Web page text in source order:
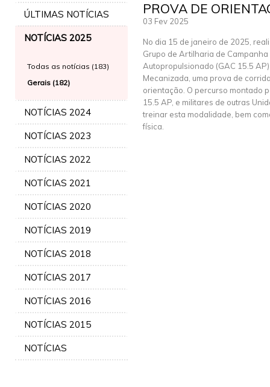
ÚLTIMAS NOTÍCIAS
NOTÍCIAS 2025
Todas as notícias (183)
Gerais (182)
NOTÍCIAS 2024
NOTÍCIAS 2023
NOTÍCIAS 2022
NOTÍCIAS 2021
NOTÍCIAS 2020
NOTÍCIAS 2019
NOTÍCIAS 2018
NOTÍCIAS 2017
NOTÍCIAS 2016
NOTÍCIAS 2015
NOTÍCIAS
PROVA DE
03 Fev 2025
No dia 15 de janeiro de 2025,
Grupo de Artilharia de Campanha
Autopropulsionado (GAC 15.5
Mecanizada, uma prova de
orientação. O percurso montado
15.5 AP, e militares de outras
treinar esta modalidade, bem
física.